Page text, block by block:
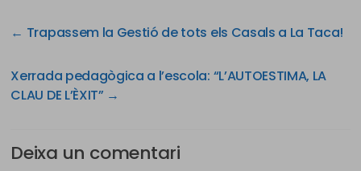
← Trapassem la Gestió de tots els Casals a La Taca!
Xerrada pedagògica a l’escola: “L’AUTOESTIMA, LA
CLAU DE L’ÈXIT” →
Deixa un comentari